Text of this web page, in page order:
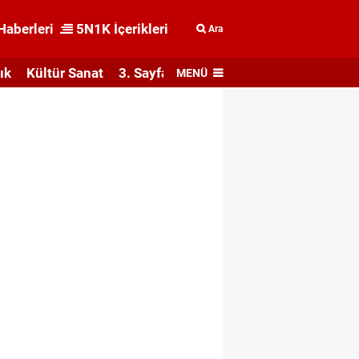
5N1K İçerikleri Ara
Kültür Sanat 3. Sayfa MENÜ